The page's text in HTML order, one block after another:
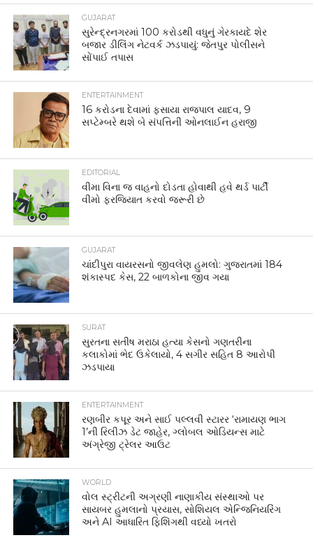
GUJARAT
સુરેન્દ્રનગરમાં 100 કરોડથી વધુનું ગેરકાયદે શેર
બજાર ડીલિંગ નેટવર્ક ઝડપાયું: જેતપુર પોલીસને
સોંપાઈ તપાસ
ENTERTAINMENT
16 કરોડના દેવામાં ફસાયા રાજપાલ યાદવ, 9
સપ્ટેમ્બરે થશે બે સંપત્તિની ઓનલાઈન હરાજી
EDITORIAL
વીમા વિના જ વાહનો દોડતા હોવાથી હવે થર્ડ પાર્ટી
વીમો ફરજિયાત કરવો જરૂરી છે
GUJARAT
ચાંદીપુરા વાયરસનો જીવલેણ હુમલો: ગુજરાતમાં 184
શંકાસ્પદ કેસ, 22 બાળકોના જીવ ગયા
SURAT
સુરતના સતીષ મરાઠા હત્યા કેસનો ગણતરીના
કલાકોમાં ભેદ ઉકેલાયો, 4 સગીર સહિત 8 આરોપી
ઝડપાયા
ENTERTAINMENT
રણબીર કપૂર અને સાઈ પલ્લવી સ્ટારર ‘રામાયણ ભાગ
1’ની રિલીઝ ડેટ જાહેર, ગ્લોબલ ઓડિયન્સ માટે
અંગ્રેજી ટ્રેલર આઉટ
WORLD
વોલ સ્ટ્રીટની અગ્રણી નાણાકીય સંસ્થાઓ પર
સાયબર હુમલાનો પ્રયાસ, સોશિયલ એન્જિનિયરિંગ
અને AI આધારિત ફિશિંગથી વધ્યો ખતરો